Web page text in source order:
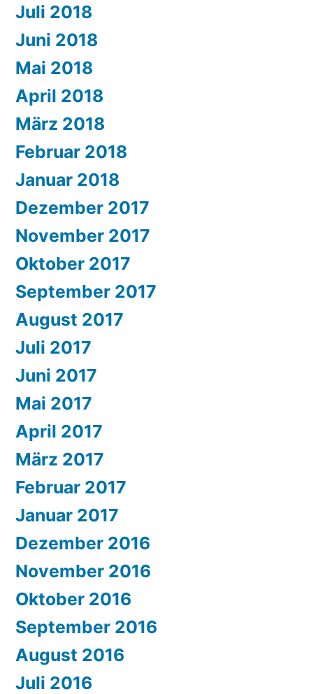
Juli 2018
Juni 2018
Mai 2018
April 2018
März 2018
Februar 2018
Januar 2018
Dezember 2017
November 2017
Oktober 2017
September 2017
August 2017
Juli 2017
Juni 2017
Mai 2017
April 2017
März 2017
Februar 2017
Januar 2017
Dezember 2016
November 2016
Oktober 2016
September 2016
August 2016
Juli 2016